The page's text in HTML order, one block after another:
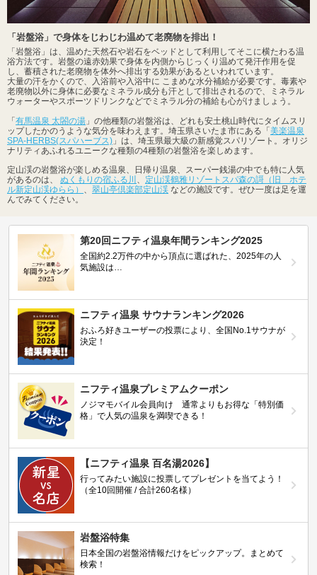
「岩盤浴」で身体をじわじわ温めて老廃物を排出！
「岩盤浴」は、温めた天然石や岩石をベッドとして利用してそこに横たわる温
浴方法です。岩盤の遠赤効果で身体を内側からじっくり温めて発汗作用を促
し、蓄積された老廃物を体外へ排出する効果があるといわれています。
大量の汗をかくので、入浴前や入浴中に こまめな水分補給が必要です。毒素や
老廃物以外に身体に必要なミネラル成分も汗として排出されるので、ミネラル
ウォーターやスポーツドリンクなどでミネラル分の補給も心がけましょう。
「有馬温泉 太閤の湯 」の他種類の岩盤浴は、どれも安土桃山時代にタイムスリ
ップしたかのうような気分を味わえます。埼玉県さいたま市にある「美楽温泉
SPA-HERBS(スパハーブス) 」は、埼玉県最大級の新感覚スパリゾート。オリジ
ナリティあふれるユニークな種類の4種類の岩盤浴を楽しめます。
定山渓の岩盤浴が楽しめる温泉、日帰り温泉、スーパー銭湯の中でも特に人気
があるのは、 ぬくもりの宿ふる川 、 定山渓鶴雅リゾートスパ森の謌（旧 ホテ
ル新定山渓ゆらら） 、 翠山亭倶楽部定山渓 などの施設です。ぜひ一度は足を運
んでみてください。
第20回ニフティ温泉年間ランキング2025
全国約2.2万件の中から頂点に選ばれた、2025年の人
気施設は…
ニフティ温泉 サウナランキング2026
おふろ好きユーザーの投票により、全国No.1サウナが
決定！
ニフティ温泉プレミアムクーポン
ノジマモバイル会員向け 通常よりもお得な「特別価
格」で人気の温泉を満喫できる！
【ニフティ温泉 百名湯2026】
行ってみたい施設に投票してプレゼントを当てよう！
（全10回開催 / 合計260名様）
岩盤浴特集
日本全国の岩盤浴情報だけをピックアップ。まとめて
検索！